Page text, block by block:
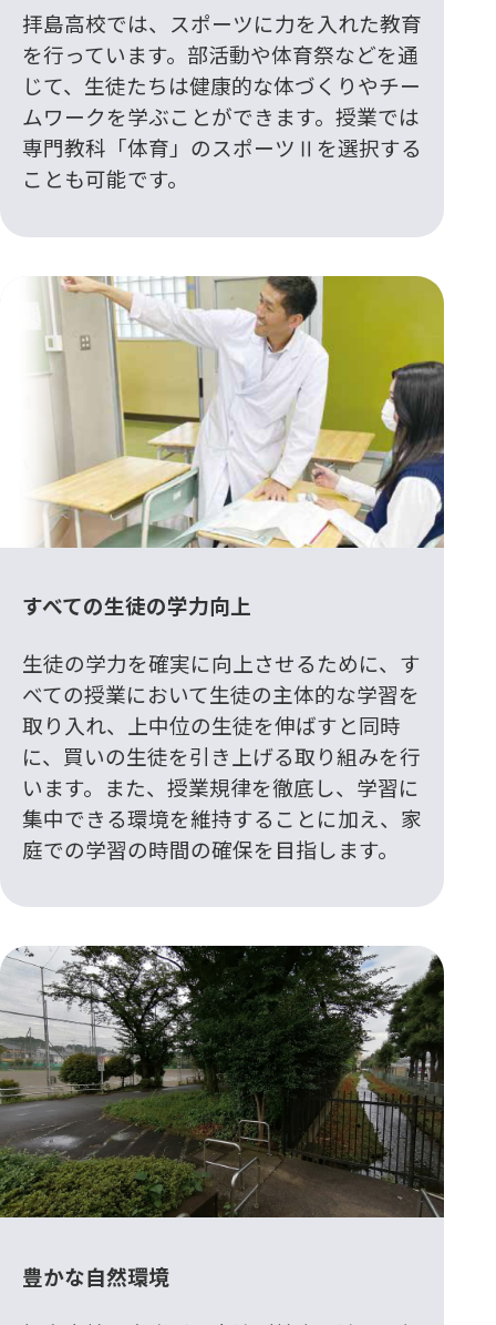
拝島高校では、スポーツに力を入れた教育
を行っています。部活動や体育祭などを通
じて、生徒たちは健康的な体づくりやチー
ムワークを学ぶことができます。授業では
専門教科「体育」のスポーツⅡを選択する
ことも可能です。
すべての生徒の学力向上
生徒の学力を確実に向上させるために、す
べての授業において生徒の主体的な学習を
取り入れ、上中位の生徒を伸ばすと同時
に、買いの生徒を引き上げる取り組みを行
います。また、授業規律を徹底し、学習に
集中できる環境を維持することに加え、家
庭での学習の時間の確保を目指します。
豊かな自然環境